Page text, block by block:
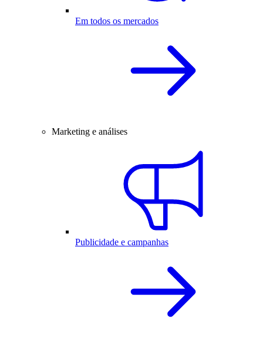
Em todos os mercados
Marketing e análises
Publicidade e campanhas